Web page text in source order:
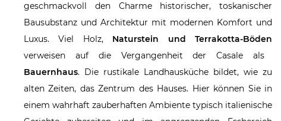
geschmackvoll den Charme historischer, toskanischer
Bausubstanz und Architektur mit modernen Komfort und
Luxus. Viel Holz, Naturstein und Terrakotta-Böden
verweisen auf die Vergangenheit der Casale als
Bauernhaus. Die rustikale Landhausküche bildet, wie zu
alten Zeiten, das Zentrum des Hauses. Hier können Sie in
einem wahrhaft zauberhaften Ambiente typisch italienische